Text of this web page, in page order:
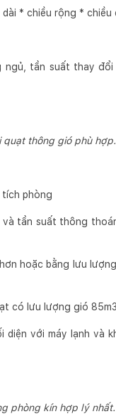
* chiều rộng * chiều
tần suất thay đổi
quạt thông gió phù hợp.
phòng
tần suất thông
hoặc bằng lưu
có lưu lượng gió
với máy lạnh và
phòng kín hợp lý nhất.